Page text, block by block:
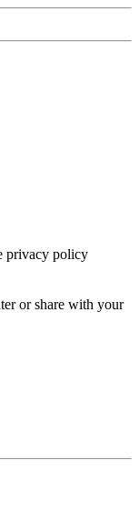
privacy policy
or share with your